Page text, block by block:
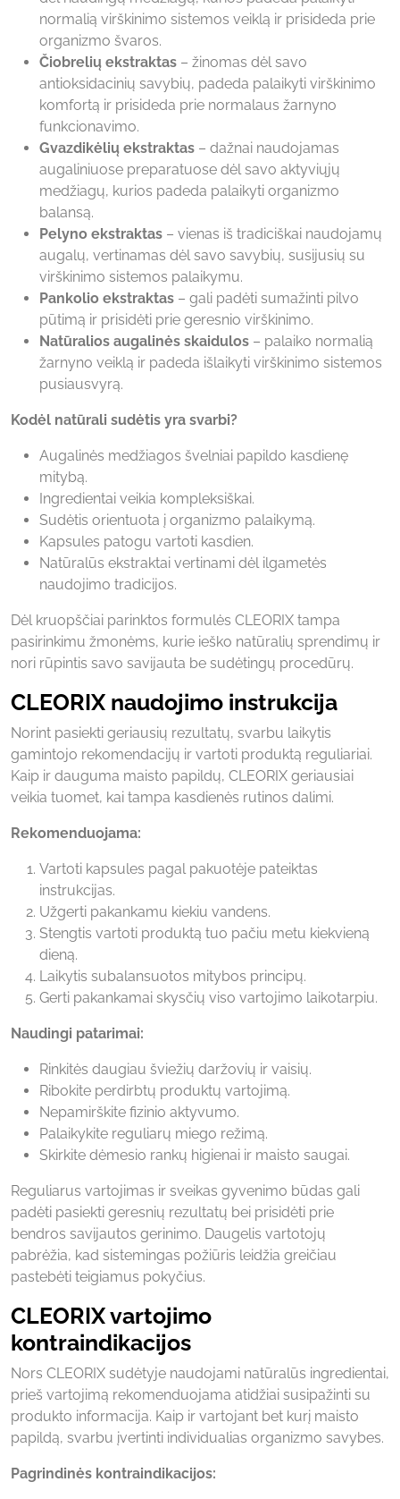
normalią virškinimo sistemos veiklą ir prisideda prie
organizmo švaros.
Čiobrelių ekstraktas – žinomas dėl savo
antioksidacinių savybių, padeda palaikyti virškinimo
komfortą ir prisideda prie normalaus žarnyno
funkcionavimo.
Gvazdikėlių ekstraktas – dažnai naudojamas
augaliniuose preparatuose dėl savo aktyviųjų
medžiagų, kurios padeda palaikyti organizmo
balansą.
Pelyno ekstraktas – vienas iš tradiciškai naudojamų
augalų, vertinamas dėl savo savybių, susijusių su
virškinimo sistemos palaikymu.
Pankolio ekstraktas – gali padėti sumažinti pilvo
pūtimą ir prisidėti prie geresnio virškinimo.
Natūralios augalinės skaidulos – palaiko normalią
žarnyno veiklą ir padeda išlaikyti virškinimo sistemos
pusiausvyrą.
Kodėl natūrali sudėtis yra svarbi?
Augalinės medžiagos švelniai papildo kasdienę
mitybą.
Ingredientai veikia kompleksiškai.
Sudėtis orientuota į organizmo palaikymą.
Kapsules patogu vartoti kasdien.
Natūralūs ekstraktai vertinami dėl ilgametės
naudojimo tradicijos.
Dėl kruopščiai parinktos formulės CLEORIX tampa
pasirinkimu žmonėms, kurie ieško natūralių sprendimų ir
nori rūpintis savo savijauta be sudėtingų procedūrų.
CLEORIX naudojimo instrukcija
Norint pasiekti geriausių rezultatų, svarbu laikytis
gamintojo rekomendacijų ir vartoti produktą reguliariai.
Kaip ir dauguma maisto papildų, CLEORIX geriausiai
veikia tuomet, kai tampa kasdienės rutinos dalimi.
Rekomenduojama:
Vartoti kapsules pagal pakuotėje pateiktas
instrukcijas.
Užgerti pakankamu kiekiu vandens.
Stengtis vartoti produktą tuo pačiu metu kiekvieną
dieną.
Laikytis subalansuotos mitybos principų.
Gerti pakankamai skysčių viso vartojimo laikotarpiu.
Naudingi patarimai:
Rinkitės daugiau šviežių daržovių ir vaisių.
Ribokite perdirbtų produktų vartojimą.
Nepamirškite fizinio aktyvumo.
Palaikykite reguliarų miego režimą.
Skirkite dėmesio rankų higienai ir maisto saugai.
Reguliarus vartojimas ir sveikas gyvenimo būdas gali
padėti pasiekti geresnių rezultatų bei prisidėti prie
bendros savijautos gerinimo. Daugelis vartotojų
pabrėžia, kad sistemingas požiūris leidžia greičiau
pastebėti teigiamus pokyčius.
CLEORIX vartojimo
kontraindikacijos
Nors CLEORIX sudėtyje naudojami natūralūs ingredientai,
prieš vartojimą rekomenduojama atidžiai susipažinti su
produkto informacija. Kaip ir vartojant bet kurį maisto
papildą, svarbu įvertinti individualias organizmo savybes.
Pagrindinės kontraindikacijos: